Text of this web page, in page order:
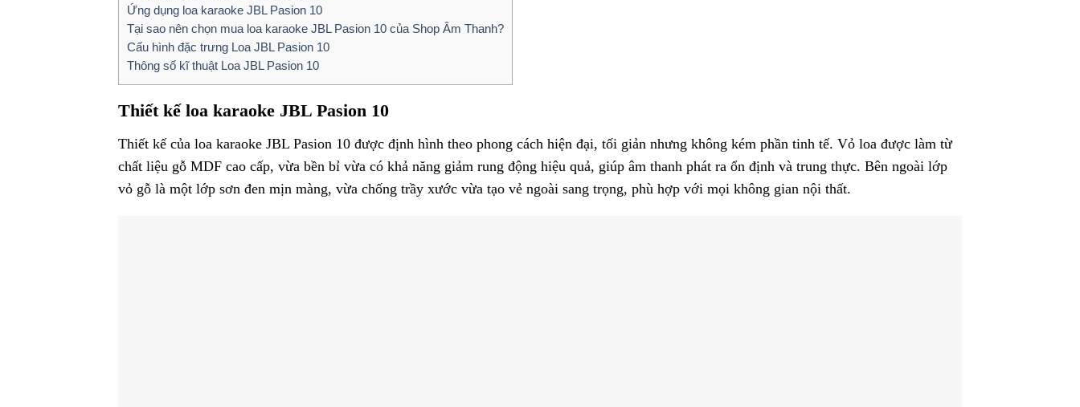
Ứng dụng loa karaoke JBL Pasion 10
Tại sao nên chọn mua loa karaoke JBL Pasion 10 của Shop Âm Thanh?
Cấu hình đặc trưng Loa JBL Pasion 10
Thông số kĩ thuật Loa JBL Pasion 10
Thiết kế loa karaoke JBL Pasion 10
Thiết kế của loa karaoke JBL Pasion 10 được định hình theo phong cách hiện đại, tối giản nhưng không kém phần tinh tế. Vỏ loa được làm từ
chất liệu gỗ MDF cao cấp, vừa bền bỉ vừa có khả năng giảm rung động hiệu quả, giúp âm thanh phát ra ổn định và trung thực. Bên ngoài lớp
vỏ gỗ là một lớp sơn đen mịn màng, vừa chống trầy xước vừa tạo vẻ ngoài sang trọng, phù hợp với mọi không gian nội thất.